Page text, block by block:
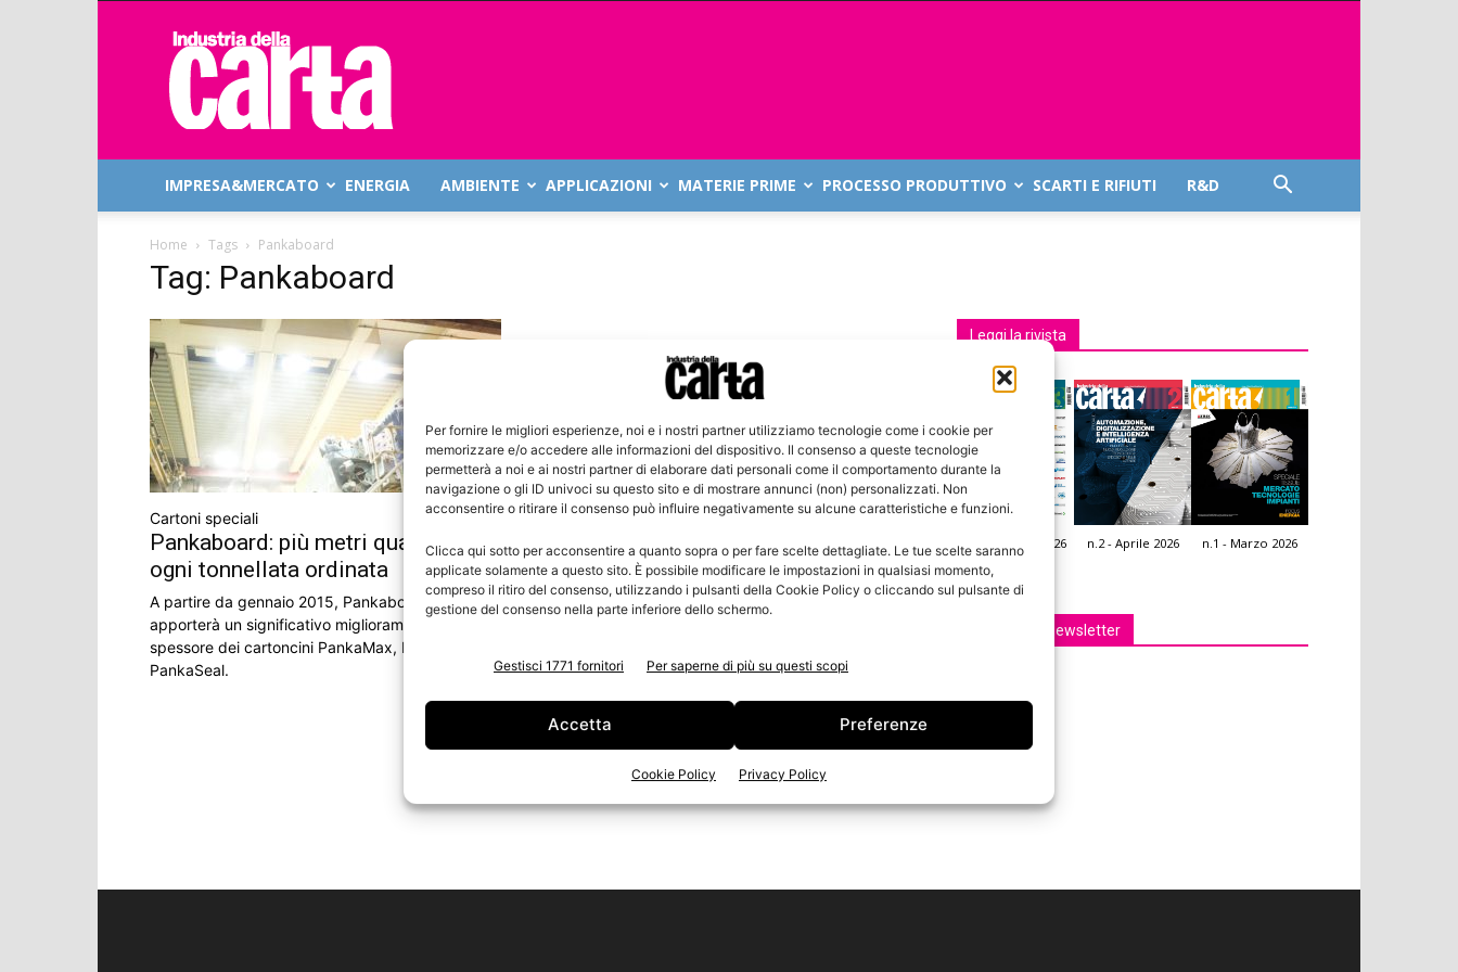
Per fornire le migliori esperienze, noi e i nostri partner utilizziamo tecnologie come i cookie per
memorizzare e/o accedere alle informazioni del dispositivo. Il consenso a queste tecnologie
permetterà a noi e ai nostri partner di elaborare dati personali come il comportamento durante la
navigazione o gli ID univoci su questo sito e di mostrare annunci (non) personalizzati. Non
acconsentire o ritirare il consenso può influire negativamente su alcune caratteristiche e funzioni.
Clicca qui sotto per acconsentire a quanto sopra o per fare scelte dettagliate. Le tue scelte saranno
applicate solamente a questo sito. È possibile modificare le impostazioni in qualsiasi momento,
compreso il ritiro del consenso, utilizzando i pulsanti della Cookie Policy o cliccando sul pulsante di
gestione del consenso nella parte inferiore dello schermo.
Gestisci 1771 fornitori Per saperne di più su questi scopi
Accetta Preferenze
Cookie Policy Privacy Policy
Industria
della
Carta
IMPRESA&MERCATO ENERGIA AMBIENTE APPLICAZIONI MATERIE PRIME PROCESSO PRODUTTIVO SCARTI E RIFIUTI R&D
Home Tags Pankaboard
Tag: Pankaboard
Cartoni speciali
Pankaboard: più metri quadrati per
ogni tonnellata ordinata
A partire da gennaio 2015, Pankaboard
apporterà un significativo miglioramento allo
spessore dei cartoncini PankaMax, PankaDisk e
PankaSeal.
Leggi la rivista
n.3 - Giugno 2026 n.2 - Aprile 2026 n.1 - Marzo 2026
Edicola Web
Iscriviti alla newsletter